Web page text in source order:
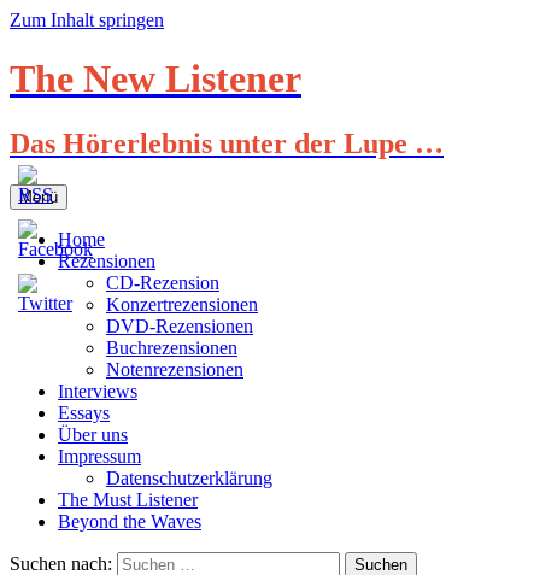
Zum Inhalt springen
The New Listener
Das Hörerlebnis unter der Lupe …
Menü
Home
Rezensionen
CD-Rezension
Konzertrezensionen
DVD-Rezensionen
Buchrezensionen
Notenrezensionen
Interviews
Essays
Über uns
Impressum
Datenschutzerklärung
The Must Listener
Beyond the Waves
Suchen nach: